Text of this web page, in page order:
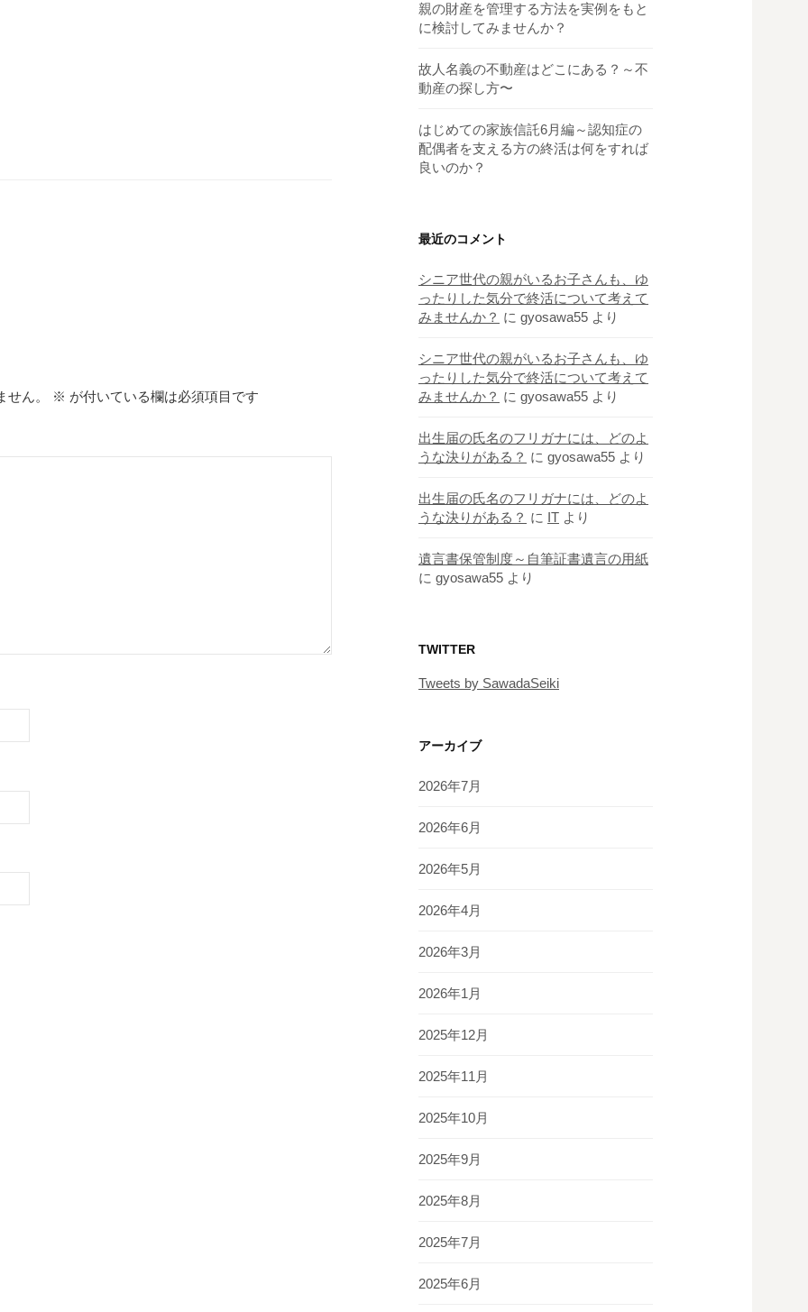
ん。 ※ が付いている欄は必須項目です
親の財産を管理する方法を実例をもと
に検討してみませんか？
故人名義の不動産はどこにある？～不
動産の探し方〜
はじめての家族信託6月編～認知症の
配偶者を支える方の終活は何をすれば
良いのか？
最近のコメント
シニア世代の親がいるお子さんも、ゆ
ったりした気分で終活について考えて
みませんか？ に gyosawa55 より
シニア世代の親がいるお子さんも、ゆ
ったりした気分で終活について考えて
みませんか？ に gyosawa55 より
出生届の氏名のフリガナには、どのよ
うな決りがある？ に gyosawa55 より
出生届の氏名のフリガナには、どのよ
うな決りがある？ に IT より
遺言書保管制度～自筆証書遺言の用紙
に gyosawa55 より
TWITTER
Tweets by SawadaSeiki
アーカイブ
2026年7月
2026年6月
2026年5月
2026年4月
2026年3月
2026年1月
2025年12月
2025年11月
2025年10月
2025年9月
2025年8月
2025年7月
2025年6月